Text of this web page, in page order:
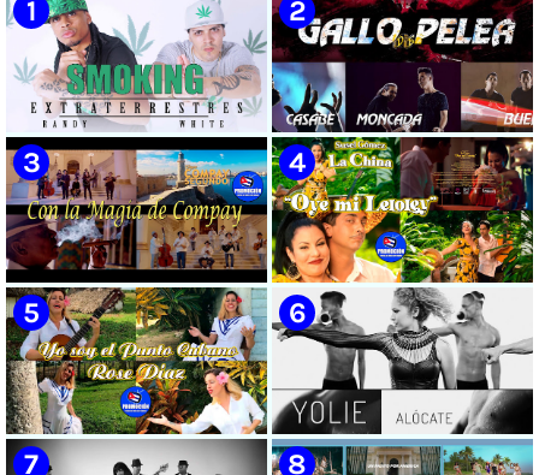
🟡 Randy & White -
Extraterrestres - ¨Smoking¨ -
Videoclip - Dirección: Pepe
Salom
🟡 Casabe & Moncada & Buena
Fe - ¨Gallo de pelea¨ - Videoclip
- Dirección: Omar Leyva
🟡 Grupo Compay Segundo ||
¨Con La Magia de Compay¨ ||
Música popular tradicional
cubana || Videoclip || CUBA
🟡 Susel Gómez (La China) ||
¨Oye Mi Leloley¨ || Director:
Onelio Jesús Larralde González
|| Música popular bailable